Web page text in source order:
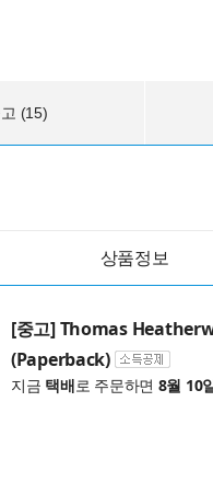
(15)
상품정보
[중고] Thomas
(Paperback)
지금 택배로 주문하면 8월 10